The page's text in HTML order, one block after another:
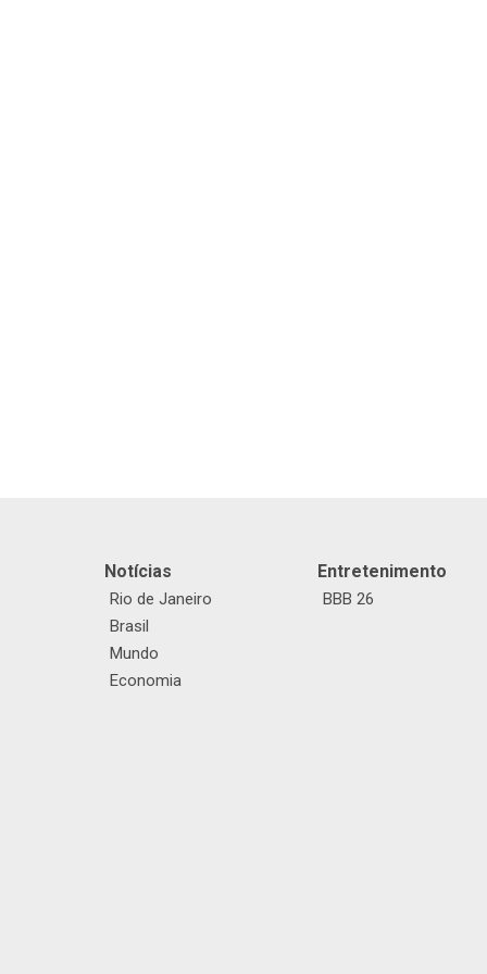
Notícias
Rio de Janeiro
Brasil
Mundo
Economia
Entretenimento
BBB 26